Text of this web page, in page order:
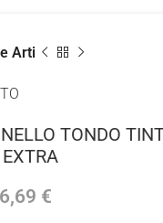
Arti
TONDO
6,69 €